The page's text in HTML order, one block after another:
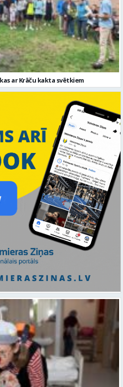
ar Krāču kakta svētkiem